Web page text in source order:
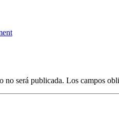
no será publicada. Los campos